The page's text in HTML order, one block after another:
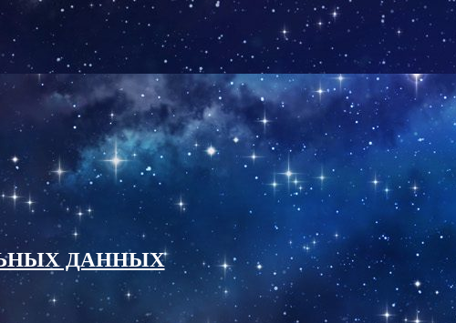
ДАННЫХ